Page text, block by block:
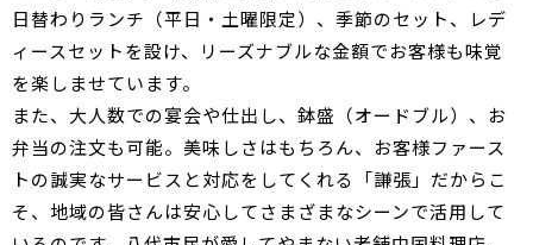
日替わりランチ（平日・土曜限定）、季節のセット、レデ
ィースセットを設け、リーズナブルな金額でお客様も味覚
を楽しませています。
また、大人数での宴会や仕出し、鉢盛（オードブル）、お
弁当の注文も可能。美味しさはもちろん、お客様ファース
トの誠実なサービスと対応をしてくれる「謙張」だからこ
そ、地域の皆さんは安心してさまざまなシーンで活用して